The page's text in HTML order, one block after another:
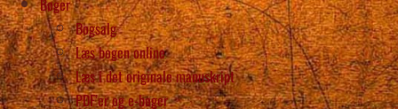
Bogsalg
Læs bogen online
Læs i det originale manuskript
PDF’er og e-bøger